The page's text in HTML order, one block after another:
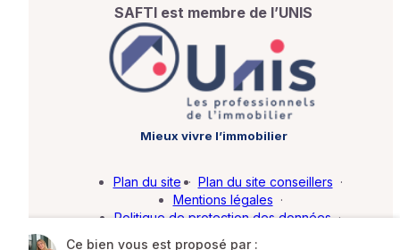
Ce bien vous est proposé par :
SAFTI est membre de l’UNIS
Mieux vivre l’immobilier
Plan du site · Plan du site conseillers ·
Mentions légales ·
Politique de protection des données ·